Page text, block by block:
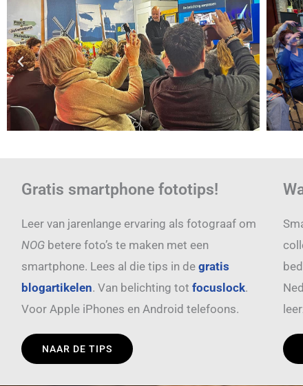
Gratis smartphone fototips!
Leer van jarenlange ervaring als fotograaf om
NOG betere foto’s te maken met een
smartphone. Lees al die tips in de gratis
blogartikelen. Van belichting tot focuslock.
Voor Apple iPhones en Android telefoons.
NAAR DE TIPS